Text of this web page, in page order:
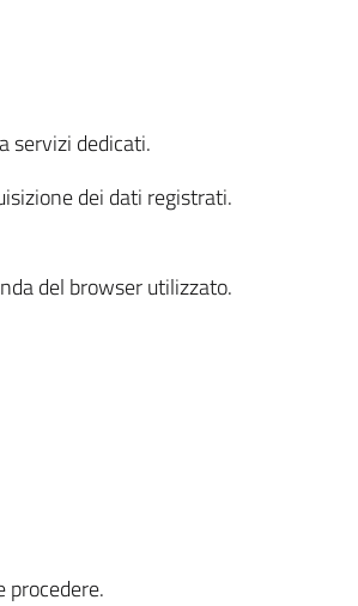
servizi dedicati.
dei dati registrati.
del browser utilizzato.